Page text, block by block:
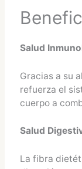
Salud
Gracias a su
refuerza el
cuerpo a
Salud
La fibra